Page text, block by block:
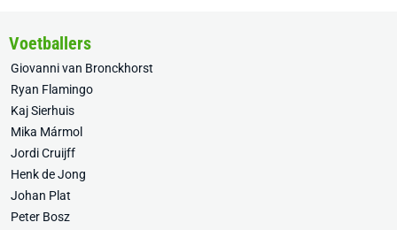
Voetballers
Giovanni van Bronckhorst
Ryan Flamingo
Kaj Sierhuis
Mika Mármol
Jordi Cruijff
Henk de Jong
Johan Plat
Peter Bosz